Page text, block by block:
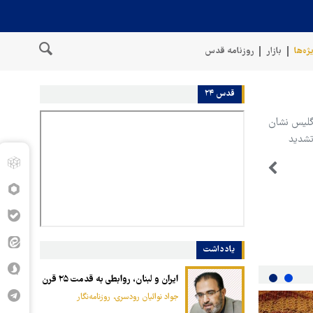
بازار روزنامه قدس
نشان
قدس ۲۴
یادداشت
ایران و لبنان، روابطی به قدمت ۲۵ قرن
جواد نوائیان رودسری، روزنامه‌نگار